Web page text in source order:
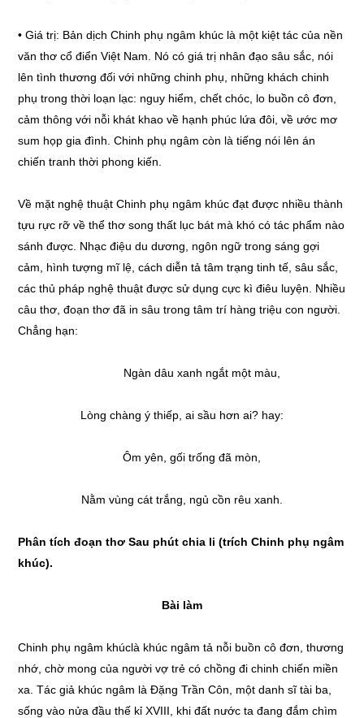
• Giá trị: Bản dịch Chinh phụ ngâm khúc là một kiệt tác của nền
văn thơ cổ điển Việt Nam. Nó có giá trị nhân đạo sâu sắc, nói
lên tình thương đối với những chinh phụ, những khách chinh
phụ trong thời loạn lạc: nguy hiểm, chết chóc, lo buồn cô đơn,
cảm thông với nỗi khát khao về hạnh phúc lứa đôi, về ước mơ
sum họp gia đình. Chinh phụ ngâm còn là tiếng nói lên án
chiến tranh thời phong kiến.
Về mặt nghệ thuật Chinh phụ ngâm khúc đạt được nhiều thành
tựu rực rỡ về thể thơ song thất lục bát mà khó có tác phẩm nào
sánh được. Nhạc điệu du dương, ngôn ngữ trong sáng gợi
cảm, hình tượng mĩ lệ, cách diễn tả tâm trạng tinh tế, sâu sắc,
các thủ pháp nghệ thuật được sử dụng cực kì điêu luyện. Nhiều
câu thơ, đoạn thơ đã in sâu trong tâm trí hàng triệu con người.
Chẳng hạn:
Ngàn dâu xanh ngắt một màu,
Lòng chàng ý thiếp, ai sầu hơn ai? hay:
Ôm yên, gối trống đã mòn,
Nằm vùng cát trắng, ngủ cồn rêu xanh.
Phân tích đoạn thơ Sau phút chia li (trích Chinh phụ ngâm
khúc).
Bài làm
Chinh phụ ngâm khúclà khúc ngâm tả nỗi buồn cô đơn, thương
nhớ, chờ mong của người vợ trẻ có chồng đi chinh chiến miền
xa. Tác giả khúc ngâm là Đặng Trần Côn, một danh sĩ tài ba,
sống vào nửa đầu thế kỉ XVIII, khi đất nước ta đang đắm chìm